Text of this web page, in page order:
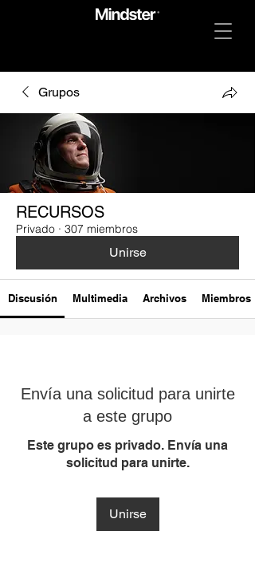
Grupos
RECURSOS
Privado · 307 miembros
Unirse
Discusión Multimedia Archivos Miembros
Envía una solicitud para unirte
a este grupo
Este grupo es privado. Envía una
solicitud para unirte.
Unirse